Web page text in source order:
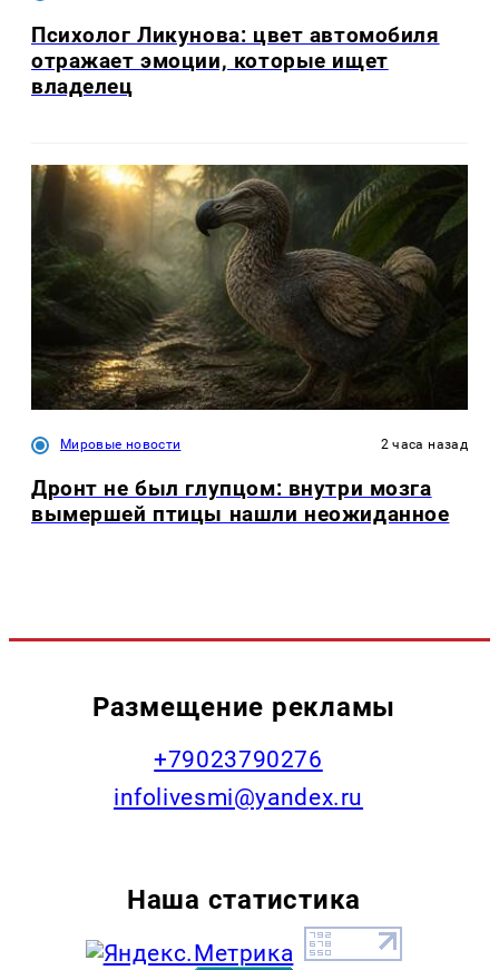
Психолог Ликунова: цвет автомобиля
отражает эмоции, которые ищет
владелец
Мировые новости 2 часа назад
Дронт не был глупцом: внутри мозга
вымершей птицы нашли неожиданное
Размещение рекламы
+79023790276
infolivesmi@yandex.ru
Наша статистика